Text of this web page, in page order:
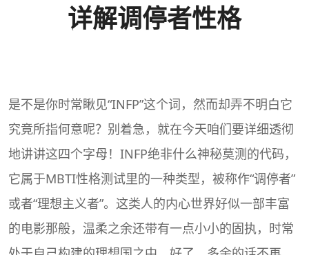
详解调停者性格
是不是你时常瞅见“INFP”这个词，然而却弄不明白它
究竟所指何意呢？别着急，就在今天咱们要详细透彻
地讲讲这四个字母！INFP绝非什么神秘莫测的代码，
它属于MBTI性格测试里的一种类型，被称作“调停者”
或者“理想主义者”。这类人的内心世界好似一部丰富
的电影那般，温柔之余还带有一点小小的固执，时常